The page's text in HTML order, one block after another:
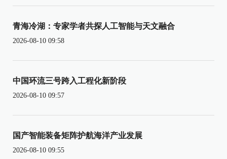
青海冷湖：专家学者共探人工智能与天文融合
2026-08-10 09:58
中国环流三号跨入工程化新阶段
2026-08-10 09:57
国产智能装备矩阵护航海洋产业发展
2026-08-10 09:55